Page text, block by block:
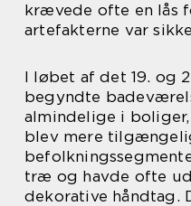
krævede ofte en lås
artefakterne var
I løbet af det 19. og
begyndte
almindelige i
blev mere
træ og havde ofte
dekorative håndtag.